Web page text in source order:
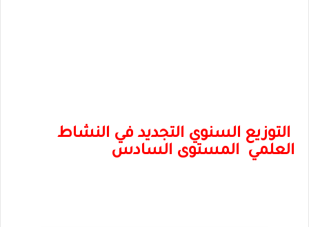
التوزيع السنوي التجديد في النشاط
العلمي المستوى السادس